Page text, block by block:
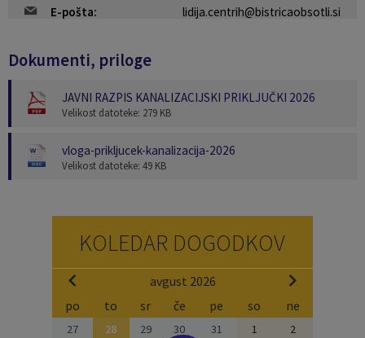
E-pošta:
lidija.centrih@bistricaobsotli.si
Dokumenti, priloge
JAVNI RAZPIS KANALIZACIJSKI PRIKLJUČKI 2026
Velikost datoteke: 279 KB
vloga-prikljucek-kanalizacija-2026
Velikost datoteke: 49 KB
KOLEDAR DOGODKOV
avgust 2026
po
to sr če pe so ne
27 28 29 30 31 1
2